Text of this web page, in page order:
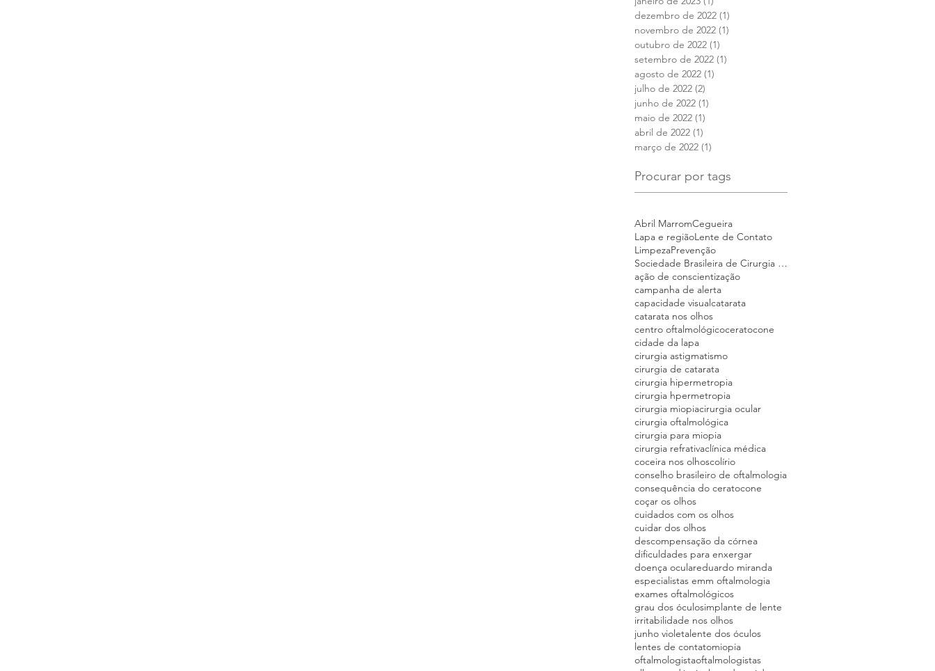
dezembro de 2022 (1)
novembro de 2022 (1)
outubro de 2022 (1)
setembro de 2022 (1)
agosto de 2022 (1)
julho de 2022 (2)
junho de 2022 (1)
maio de 2022 (1)
abril de 2022 (1)
março de 2022 (1)
Procurar por tags
Abril MarromCegueira
Lapa e regiãoLente de Contato
LimpezaPrevenção
Sociedade Brasileira de Cirurgia Refrativa e Catar
ação de conscientização
campanha de alerta
capacidade visualcatarata
catarata nos olhos
centro oftalmológicoceratocone
cidade da lapa
cirurgia astigmatismo
cirurgia de catarata
cirurgia hipermetropia
cirurgia hpermetropia
cirurgia miopiacirurgia ocular
cirurgia oftalmológica
cirurgia para miopia
cirurgia refrativaclínica médica
coceira nos olhoscolírio
conselho brasileiro de oftalmologia
consequência do ceratocone
coçar os olhos
cuidados com os olhos
cuidar dos olhos
descompensação da córnea
dificuldades para enxergar
doença oculareduardo miranda
especialistas emm oftalmologia
exames oftalmológicos
grau dos óculosimplante de lente
irritabilidade nos olhos
junho violetalente dos óculos
lentes de contatomiopia
oftalmologistaoftalmologistas